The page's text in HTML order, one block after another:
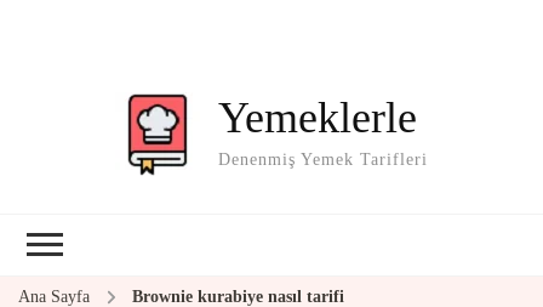
Yemeklerle
Denenmiş Yemek Tarifleri
Ana Sayfa Brownie kurabiye nasıl tarifi